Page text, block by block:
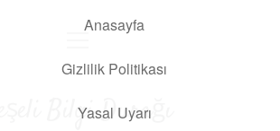
Anasayfa
Gizlilik Politikası
Yasal Uyarı
Neşeli Bilgi Durağı